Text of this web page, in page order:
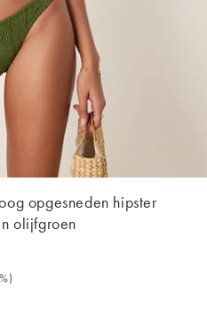
opgesneden hipster
olijfgroen
€ 11,99 (+42%). Was € 19,99.
)